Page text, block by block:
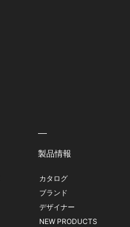
製品情報
カタログ
ブランド
デザイナー
NEW PRODUCTS